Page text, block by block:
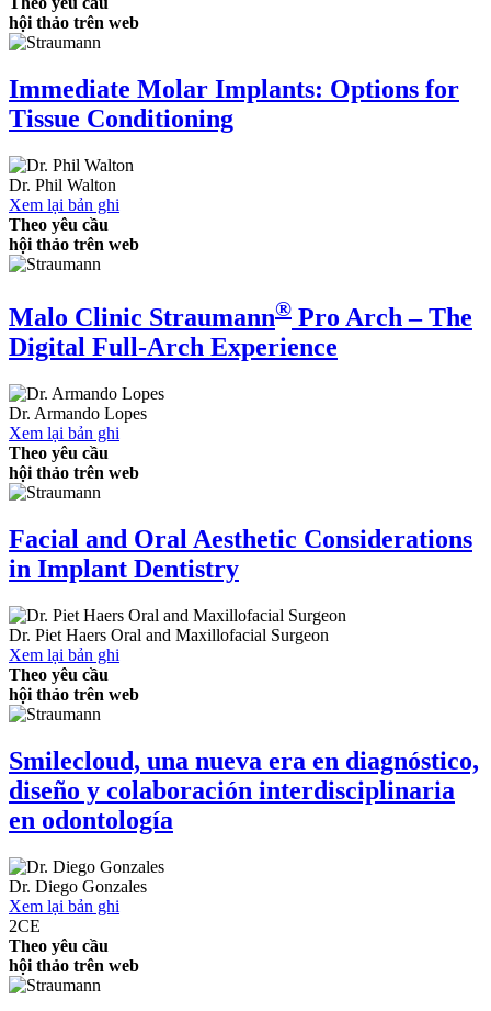
hội thảo trên web
Immediate Molar Implants: Options for
Tissue Conditioning
Dr. Phil Walton
Xem lại bản ghi
Theo yêu cầu
hội thảo trên web
Malo Clinic Straumann® Pro Arch – The
Digital Full-Arch Experience
Dr. Armando Lopes
Xem lại bản ghi
Theo yêu cầu
hội thảo trên web
Facial and Oral Aesthetic Considerations
in Implant Dentistry
Dr. Piet Haers Oral and Maxillofacial Surgeon
Xem lại bản ghi
Theo yêu cầu
hội thảo trên web
Smilecloud, una nueva era en diagnóstico,
diseño y colaboración interdisciplinaria
en odontología
Dr. Diego Gonzales
Xem lại bản ghi
2CE
Theo yêu cầu
hội thảo trên web